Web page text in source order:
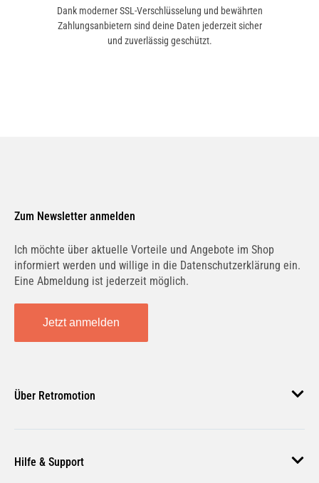
Dank moderner SSL-Verschlüsselung und bewährten
Zahlungsanbietern sind deine Daten jederzeit sicher
und zuverlässig geschützt.
Zum Newsletter anmelden
Ich möchte über aktuelle Vorteile und Angebote im Shop
informiert werden und willige in die Datenschutzerklärung ein.
Eine Abmeldung ist jederzeit möglich.
Jetzt anmelden
Über Retromotion
Unsere Jobs
Hilfe & Support